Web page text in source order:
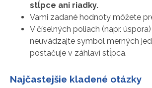
stĺpce ani riadky.
Vami zadané hodnoty môžete
V číselných poliach (napr.
neuvádzajte symbol merných
postačuje v záhlaví stĺpca.
Najčastejšie kladené otázky